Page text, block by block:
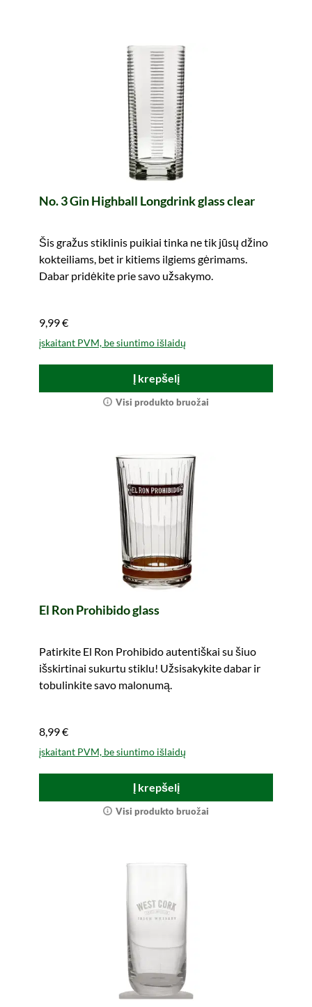
No. 3 Gin Highball Longdrink glass clear
Šis gražus stiklinis puikiai tinka ne tik jūsų džino
kokteiliams, bet ir kitiems ilgiems gėrimams.
Dabar pridėkite prie savo užsakymo.
9,99 €
įskaitant PVM, be siuntimo išlaidų
Į krepšelį
Visi produkto bruožai
El Ron Prohibido glass
Patirkite El Ron Prohibido autentiškai su šiuo
išskirtinai sukurtu stiklu! Užsisakykite dabar ir
tobulinkite savo malonumą.
8,99 €
įskaitant PVM, be siuntimo išlaidų
Į krepšelį
Visi produkto bruožai